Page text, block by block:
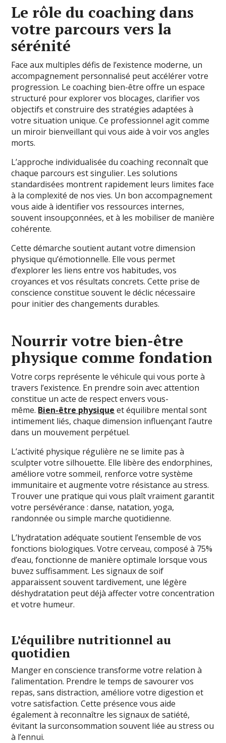
Le rôle du coaching dans
votre parcours vers la
sérénité
Face aux multiples défis de l’existence moderne, un
accompagnement personnalisé peut accélérer votre
progression. Le coaching bien-être offre un espace
structuré pour explorer vos blocages, clarifier vos
objectifs et construire des stratégies adaptées à
votre situation unique. Ce professionnel agit comme
un miroir bienveillant qui vous aide à voir vos angles
morts.
L’approche individualisée du coaching reconnaît que
chaque parcours est singulier. Les solutions
standardisées montrent rapidement leurs limites face
à la complexité de nos vies. Un bon accompagnement
vous aide à identifier vos ressources internes,
souvent insoupçonnées, et à les mobiliser de manière
cohérente.
Cette démarche soutient autant votre dimension
physique qu’émotionnelle. Elle vous permet
d’explorer les liens entre vos habitudes, vos
croyances et vos résultats concrets. Cette prise de
conscience constitue souvent le déclic nécessaire
pour initier des changements durables.
Nourrir votre bien-être
physique comme fondation
Votre corps représente le véhicule qui vous porte à
travers l’existence. En prendre soin avec attention
constitue un acte de respect envers vous-
même. Bien-être physique et équilibre mental sont
intimement liés, chaque dimension influençant l’autre
dans un mouvement perpétuel.
L’activité physique régulière ne se limite pas à
sculpter votre silhouette. Elle libère des endorphines,
améliore votre sommeil, renforce votre système
immunitaire et augmente votre résistance au stress.
Trouver une pratique qui vous plaît vraiment garantit
votre persévérance : danse, natation, yoga,
randonnée ou simple marche quotidienne.
L’hydratation adéquate soutient l’ensemble de vos
fonctions biologiques. Votre cerveau, composé à 75%
d’eau, fonctionne de manière optimale lorsque vous
buvez suffisamment. Les signaux de soif
apparaissent souvent tardivement, une légère
déshydratation peut déjà affecter votre concentration
et votre humeur.
L’équilibre nutritionnel au
quotidien
Manger en conscience transforme votre relation à
l’alimentation. Prendre le temps de savourer vos
repas, sans distraction, améliore votre digestion et
votre satisfaction. Cette présence vous aide
également à reconnaître les signaux de satiété,
évitant la surconsommation souvent liée au stress ou
à l’ennui.